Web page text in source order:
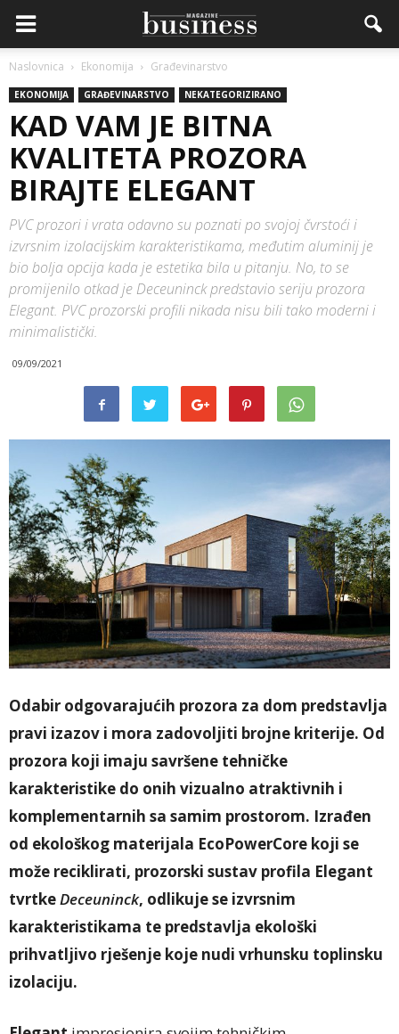
Naslovnica Ekonomija Građevinarstvo
EKONOMIJA GRAĐEVINARSTVO NEKATEGORIZIRANO
KAD VAM JE BITNA
KVALITETA PROZORA
BIRAJTE ELEGANT
PVC prozori i vrata odavno su poznati po svojoj čvrstoći i
izvrsnim izolacijskim karakteristikama, međutim aluminij je
bio bolja opcija kada je estetika bila u pitanju. No, to se
promijenilo otkad je Deceuninck predstavio seriju prozora
Elegant. PVC prozorski profili nikada nisu bili tako moderni i
minimalistički.
09/09/2021
Odabir odgovarajućih prozora za dom predstavlja
pravi izazov i mora zadovoljiti brojne kriterije. Od
prozora koji imaju savršene tehničke
karakteristike do onih vizualno atraktivnih i
komplementarnih sa samim prostorom. Izrađen
od ekološkog materijala EcoPowerCore koji se
može reciklirati, prozorski sustav profila Elegant
tvrtkeDeceuninck, odlikuje se izvrsnim
karakteristikama te predstavlja ekološki
prihvatljivo rješenje koje nudi vrhunsku toplinsku
izolaciju.